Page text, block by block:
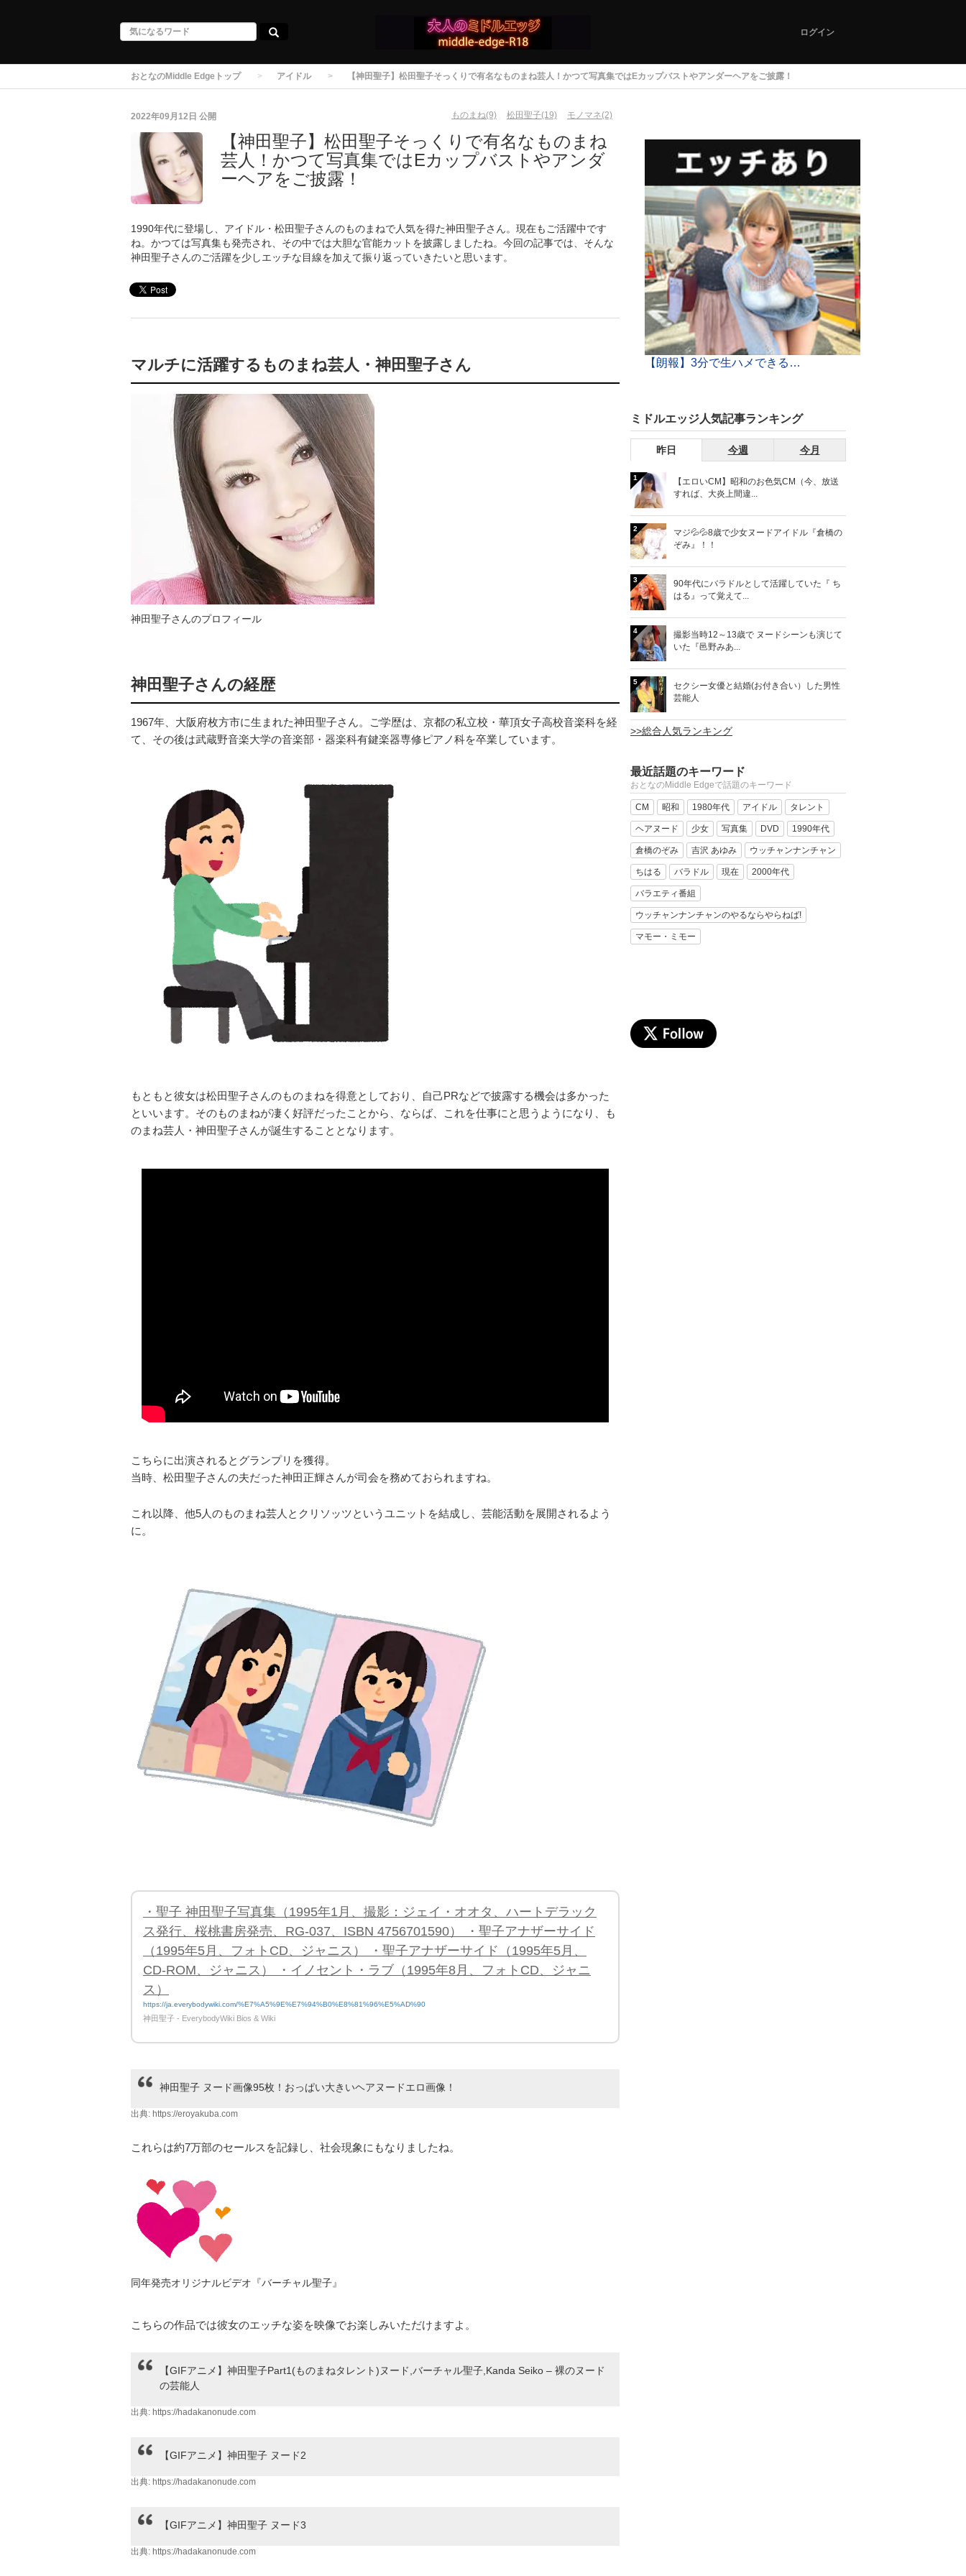
ログイン
おとなのMiddle Edgeトップ アイドル 【神田聖子】松田聖子そっくりで有名なものまね芸人！かつて写真集ではEカップバストやアンダーヘアをご披露！
2022年09月12日 公開 ものまね(9) 松田聖子(19) モノマネ(2)
【神田聖子】松田聖子そっくりで有名なものまね
芸人！かつて写真集ではEカップバストやアンダ
ーヘアをご披露！
1990年代に登場し、アイドル・松田聖子さんのものまねで人気を得た神田聖子さん。現在もご活躍中です
ね。かつては写真集も発売され、その中では大胆な官能カットを披露しましたね。今回の記事では、そんな
神田聖子さんのご活躍を少しエッチな目線を加えて振り返っていきたいと思います。
マルチに活躍するものまね芸人・神田聖子さん
神田聖子さんのプロフィール
神田聖子さんの経歴
1967年、大阪府枚方市に生まれた神田聖子さん。ご学歴は、京都の私立校・華頂女子高校音楽科を経
て、その後は武蔵野音楽大学の音楽部・器楽科有鍵楽器専修ピアノ科を卒業しています。
もともと彼女は松田聖子さんのものまねを得意としており、自己PRなどで披露する機会は多かった
といいます。そのものまねが凄く好評だったことから、ならば、これを仕事にと思うようになり、も
のまね芸人・神田聖子さんが誕生することとなります。
こちらに出演されるとグランプリを獲得。
当時、松田聖子さんの夫だった神田正輝さんが司会を務めておられますね。
これ以降、他5人のものまね芸人とクリソッツというユニットを結成し、芸能活動を展開されるよう
に。
・聖子 神田聖子写真集（1995年1月、撮影：ジェイ・オオタ、ハートデラック
ス発行、桜桃書房発売、RG-037、ISBN 4756701590） ・聖子アナザーサイド
（1995年5月、フォトCD、ジャニス） ・聖子アナザーサイド（1995年5月、
CD-ROM、ジャニス） ・イノセント・ラブ（1995年8月、フォトCD、ジャニ
ス）
https://ja.everybodywiki.com/%E7%A5%9E%E7%94%B0%E8%81%96%E5%AD%90
神田聖子 - EverybodyWiki Bios & Wiki
神田聖子 ヌード画像95枚！おっぱい大きいヘアヌードエロ画像！
出典: https://eroyakuba.com
これらは約7万部のセールスを記録し、社会現象にもなりましたね。
同年発売オリジナルビデオ『バーチャル聖子』
こちらの作品では彼女のエッチな姿を映像でお楽しみいただけますよ。
【GIFアニメ】神田聖子Part1(ものまねタレント)ヌード,バーチャル聖子,Kanda Seiko – 裸のヌード
の芸能人
出典: https://hadakanonude.com
【GIFアニメ】神田聖子 ヌード2
出典: https://hadakanonude.com
【GIFアニメ】神田聖子 ヌード3
出典: https://hadakanonude.com
【朗報】3分で生ハメできる伝説のLINEグループがヤりたい放題すぎるｗｗｗ
ミドルエッジ人気記事ランキング
昨日 今週 今月
1
【エロいCM】昭和のお色気CM（今、放送
すれば、大炎上間違...
2
マジ💦💦8歳で少女ヌードアイドル『倉橋の
ぞみ』！！
3
90年代にバラドルとして活躍していた『 ち
はる』って覚えて...
4
撮影当時12～13歳で ヌードシーンも演じて
いた『邑野みあ...
5
セクシー女優と結婚(お付き合い）した男性
芸能人
>>総合人気ランキング
最近話題のキーワード
おとなのMiddle Edgeで話題のキーワード
CM 昭和 1980年代 アイドル タレント
ヘアヌード 少女 写真集 DVD 1990年代
倉橋のぞみ 吉沢 あゆみ ウッチャンナンチャン
ちはる バラドル 現在 2000年代
バラエティ番組
ウッチャンナンチャンのやるならやらねば!
マモー・ミモー